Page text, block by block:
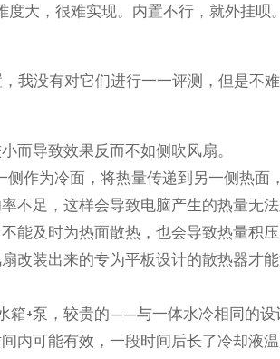
大，很难实现。内置不行，就外挂呗
我没有对它们进行一一评测，但是不
而导致效果反而不如侧吹风扇。
作为冷面，将热量传递到另一侧热面
不足，这样会导致电脑产生的热量无
能及时为热面散热，也会导致热量积
改装出来的专为平板设计的散热器才
箱+泵，较贵的——与一体水冷相同的设
内可能有效，一段时间后长了冷却液